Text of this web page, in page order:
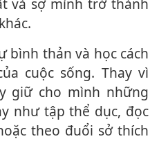
và sợ mình trở thành
cuộc sống. Thay vì
giữ cho mình những
như tập thể dục, đọc
theo đuổi sở thích